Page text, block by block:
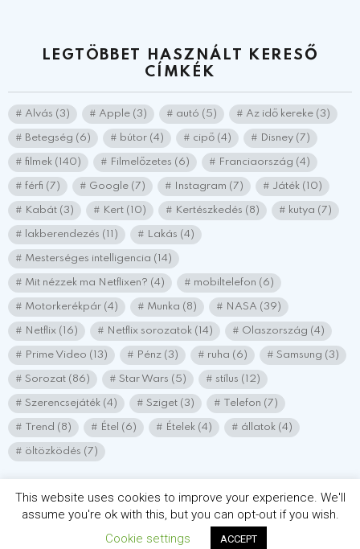
LEGTÖBBET HASZNÁLT KERESŐ
CÍMKÉK
Alvás (3) Apple (3) autó (5) Az idő kereke (3)
Betegség (6) bútor (4) cipő (4) Disney (7)
filmek (140) Filmelőzetes (6) Franciaország (4)
férfi (7) Google (7) Instagram (7) Játék (10)
Kabát (3) Kert (10) Kertészkedés (8) kutya (7)
lakberendezés (11) Lakás (4)
Mesterséges intelligencia (14)
Mit nézzek ma Netflixen? (4) mobiltelefon (6)
Motorkerékpár (4) Munka (8) NASA (39)
Netflix (16) Netflix sorozatok (14) Olaszország (4)
Prime Video (13) Pénz (3) ruha (6) Samsung (3)
Sorozat (86) Star Wars (5) stílus (12)
Szerencsejáték (4) Sziget (3) Telefon (7)
Trend (8) Étel (6) Ételek (4) állatok (4)
öltözködés (7)
© 2026 Minden jog fenntartva! chatlakozz.hu
IMPRESSZUM Adatvédelmi nyílatkozat
This website uses cookies to improve your experience. We'll
assume you're ok with this, but you can opt-out if you wish.
Cookie settings
ACCEPT